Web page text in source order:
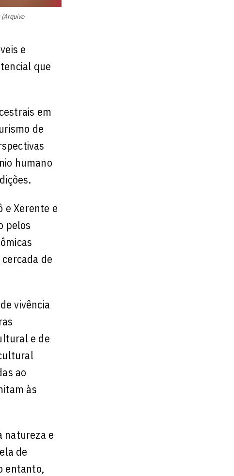
e
que
em
de
humano
e Xerente e
pelos
de
vivência
e de
ao
às
natureza e
de
entanto,